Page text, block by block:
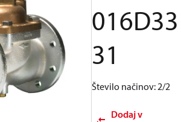
016D33
31
Število načinov: 2/2
Dodaj v